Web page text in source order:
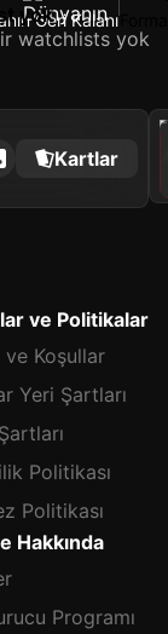
Geri Kalanı
yok
watchlists yok
Kartlar
2021
ve Politikalar
ve Koşullar
Yeri Şartları
Politikası
Politikası
Hakkında
Programı